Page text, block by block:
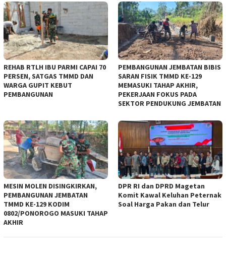
REHAB RTLH IBU PARMI CAPAI 70
PERSEN, SATGAS TMMD DAN
WARGA GUPIT KEBUT
PEMBANGUNAN
PEMBANGUNAN JEMBATAN BIBIS
SARAN FISIK TMMD KE-129
MEMASUKI TAHAP AKHIR,
PEKERJAAN FOKUS PADA
SEKTOR PENDUKUNG JEMBATAN
MESIN MOLEN DISINGKIRKAN,
PEMBANGUNAN JEMBATAN
TMMD KE-129 KODIM
0802/PONOROGO MASUKI TAHAP
AKHIR
DPR RI dan DPRD Magetan
Komit Kawal Keluhan Peternak
Soal Harga Pakan dan Telur